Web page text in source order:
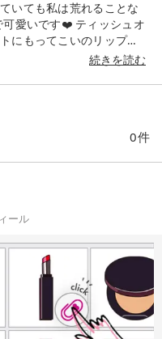
いても私は荒れることな
にもってこいのリップア
ると持続力があがりまし
続きを読む
0件
ール